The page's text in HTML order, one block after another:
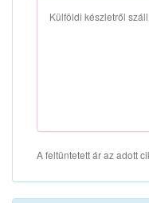
Külföldi készletről
A feltüntetett ár az adott